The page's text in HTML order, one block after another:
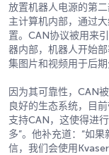
放置机器人电源的第
主计算机内部，通过
置。CAN协议被用来
器内部，机器人开始
集图片和视频用于后期
因为其可靠性，CAN
良好的生态系统，目
支持CAN，这使得进
多”。他补充道：“如
信，我们会使用